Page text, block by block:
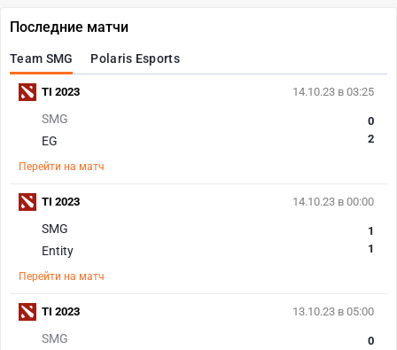
Последние матчи
Team SMG Polaris Esports
14.10.23 в 03:25
SMG
EG
0
2
Перейти на матч
TI 2023
14.10.23 в 00:00
SMG
Entity
1
1
Перейти на матч
TI 2023
13.10.23 в 05:00
SMG
0
TI 2023